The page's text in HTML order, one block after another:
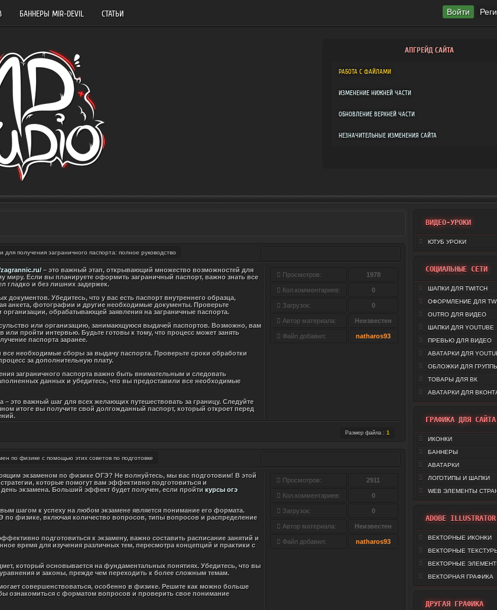
Войти
БАННЕРЫ MIR-DEVIL СТАТЬИ
АПГРЕЙД САЙТА
РАБОТА С ФАЙЛАМИ
ИЗМЕНЕНИЕ НИЖНЕЙ ЧАСТИ
ОБНОВЛЕНИЕ ВЕРХНЕЙ ЧАСТИ
НЕЗНАЧИТЕЛЬНЫЕ ИЗМЕНЕНИЯ САЙТА
ВИДЕО-УРОКИ
ЮТУБ УРОКИ
СОЦИАЛЬНЫЕ СЕТИ
ШАПКИ ДЛЯ TWITCH
ОФОРМЛЕНИЕ ДЛЯ
OUTRO ДЛЯ ВИДЕО
ШАПКИ ДЛЯ YOUTUBE
ПРЕВЬЮ ДЛЯ ВИДЕО
АВАТАРКИ ДЛЯ
ОБЛОЖКИ ДЛЯ
ТОВАРЫ ДЛЯ ВК
АВАТАРКИ ДЛЯ
ГРАФИКА ДЛЯ САЙТА
ИКОНКИ
БАННЕРЫ
АВАТАРКИ
ЛОГОТИПЫ И ШАПКИ
WEB ЭЛЕМЕНТЫ
ADOBE ILLUSTRATOR
ВЕКТОРНЫЕ ИКОНКИ
ВЕКТОРНЫЕ
ВЕКТОРНЫЕ
ВЕКТОРНАЯ ГРАФИКА
ДРУГАЯ ГРАФИКА
получения заграничного паспорта: полное руководство
– это важный этап, открывающий множество возможностей для
миру. Если вы планируете оформить заграничный паспорт, важно знать все
гладко и без лишних задержек.
документов. Убедитесь, что у вас есть паспорт внутреннего образца,
анкета, фотографии и другие необходимые документы. Проверьте
организации, обрабатывающей заявления на заграничные паспорта.
или организацию, занимающуюся выдачей паспортов. Возможно, вам
или пройти интервью. Будьте готовы к тому, что процесс может занять
паспорта заранее.
все необходимые сборы за выдачу паспорта. Проверьте сроки обработки
за дополнительную плату.
заграничного паспорта важно быть внимательным и следовать
данных и убедитесь, что вы предоставили все необходимые
– это важный шаг для всех желающих путешествовать за границу. Следуйте
итоге вы получите свой долгожданный паспорт, который откроет перед
Просмотров: 1978
Кол.комментариев: 0
Загрузок: 0
Автор материала: Неизвестен
Файл добавил: natharos93
Размер файла : 1
по физике с помощью этих советов по подготовке
экзаменом по физике ОГЭ? Не волнуйтесь, мы вас подготовим! В этой
которые помогут вам эффективно подготовиться и
экзамена. Больший эффект будет получен, если пройти курсы огэ
шагом к успеху на любом экзамене является понимание его формата.
по физике, включая количество вопросов, типы вопросов и распределение
подготовиться к экзамену, важно составить расписание занятий и
время для изучения различных тем, пересмотра концепций и практики с
который основывается на фундаментальных понятиях. Убедитесь, что вы
и законы, прежде чем переходить к более сложным темам.
совершенствоваться, особенно в физике. Решите как можно больше
ознакомиться с форматом вопросов и проверить свое понимание
Просмотров: 2911
Кол.комментариев: 0
Загрузок: 0
Автор материала: Неизвестен
Файл добавил: natharos93